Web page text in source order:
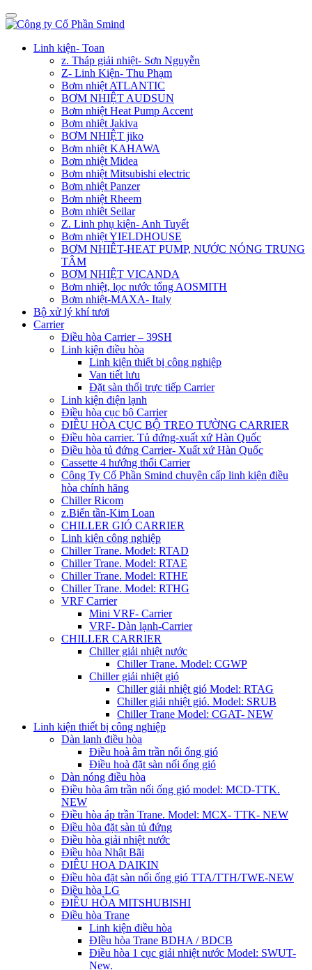
Linh kiện- Toan
z. Tháp giải nhiệt- Sơn Nguyễn
Z- Linh Kiện- Thu Phạm
Bơm nhiệt ATLANTIC
BƠM NHIỆT AUDSUN
Bơm nhiệt Heat Pump Accent
Bơm nhiệt Jakiva
BƠM NHIỆT jiko
Bơm nhiệt KAHAWA
Bơm nhiệt Midea
Bơm nhiệt Mitsubishi electric
Bơm nhiệt Panzer
Bơm nhiệt Rheem
Bơm nhiêt Seilar
Z. Linh phụ kiện- Anh Tuyết
Bơm nhiệt YIELDHOUSE
BƠM NHIÊT-HEAT PUMP, NƯỚC NÓNG TRUNG
TÂM
BƠM NHIỆT VICANDA
Bơm nhiệt, lọc nước tổng AOSMITH
Bơm nhiệt-MAXA- Italy
Bộ xử lý khí tươi
Carrier
Điều hòa Carrier – 39SH
Linh kiện điều hòa
Linh kiện thiết bị công nghiệp
Van tiết lưu
Đặt sàn thổi trực tiếp Carrier
Linh kiện điện lạnh
Điều hòa cục bộ Carrier
ĐIỀU HÒA CỤC BỘ TREO TƯỜNG CARRIER
Điều hòa carrier. Tủ đứng-xuất xứ Hàn Quốc
Điều hòa tủ đứng Carrier- Xuất xứ Hàn Quốc
Cassette 4 hướng thổi Carrier
Công Ty Cổ Phần Smind chuyên cấp linh kiện điều
hòa chính hãng
Chiller Ricom
z.Biến tần-Kim Loan
CHILLER GIÓ CARRIER
Linh kiện công nghiệp
Chiller Trane. Model: RTAD
Chiller Trane. Model: RTAE
Chiller Trane. Model: RTHE
Chiller Trane. Model: RTHG
VRF Carrier
Mini VRF- Carrier
VRF- Dàn lạnh-Carrier
CHILLER CARRIER
Chiller giải nhiệt nước
Chiller Trane. Model: CGWP
Chiller giải nhiệt gió
Chiller giải nhiệt gió Model: RTAG
Chiller giải nhiệt gió. Model: SRUB
Chiller Trane Model: CGAT- NEW
Linh kiện thiết bị công nghiệp
Dàn lạnh điều hòa
Điều hoà âm trần nối ống gió
Điều hoà đặt sàn nối ống gió
Dàn nóng điều hòa
Điều hòa âm trần nối ống gió model: MCD-TTK.
NEW
Điều hòa áp trần Trane. Model: MCX- TTK- NEW
Điều hòa đặt sàn tủ đứng
Điều hòa giải nhiệt nước
Điều hòa Nhật Bãi
ĐIÊU HOA DAIKIN
Điều hòa đặt sàn nối ống gió TTA/TTH/TWE-NEW
Điều hòa LG
ĐIỀU HÒA MITSHUBISHI
Điều hòa Trane
Linh kiện điều hòa
ĐIều hòa Trane BDHA / BDCB
Điều hòa 1 cục giải nhiệt nước Model: SWUT-
New.